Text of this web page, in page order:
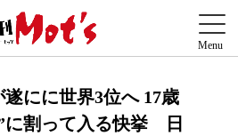
にに世界3位へ 17歳
に割って入る快挙 日